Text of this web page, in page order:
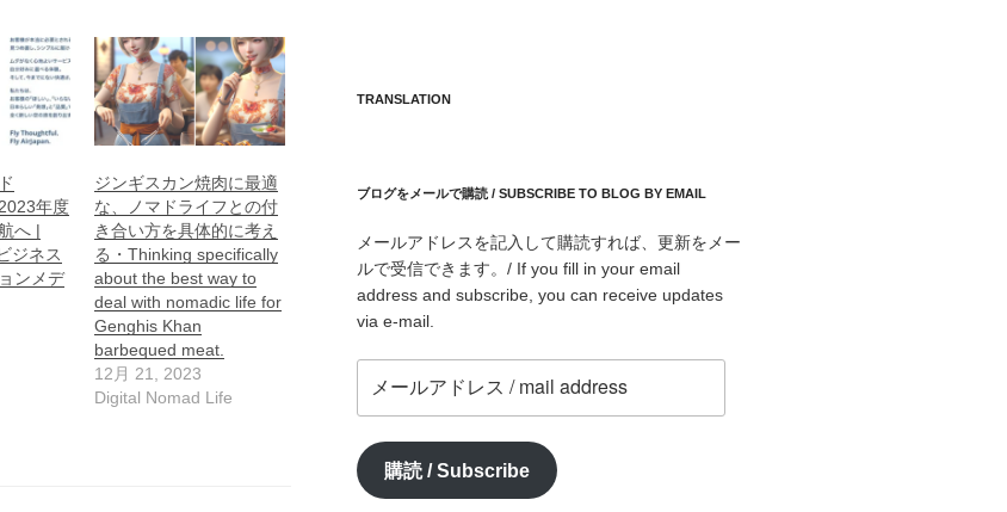
年度
へ |
ジネス
ンメデ
ジンギスカン焼肉に最適
な、ノマドライフとの付
き合い方を具体的に考え
る・Thinking specifically
about the best way to
deal with nomadic life for
Genghis Khan
barbequed meat.
12月 21, 2023
Digital Nomad Life
TRANSLATION
ブログをメールで購読 / SUBSCRIBE TO BLOG BY EMAIL
メールアドレスを記入して購読すれば、更新をメー
ルで受信できます。/ If you fill in your email
address and subscribe, you can receive updates
via e-mail.
ア
ド
購読 / Subscribe